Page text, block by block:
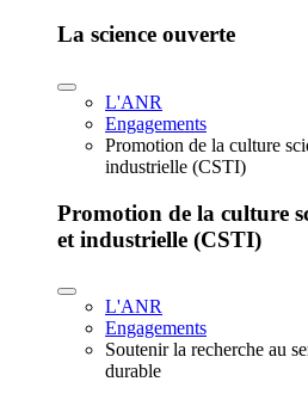
La science ouverte
L'ANR
Engagements
Promotion de la culture
industrielle (CSTI)
Promotion de la culture
et industrielle (CSTI)
L'ANR
Engagements
Soutenir la recherche au
durable